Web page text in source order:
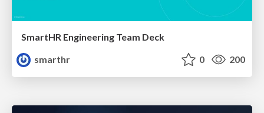
SmartHR Engineering Team Deck
smarthr
0 200